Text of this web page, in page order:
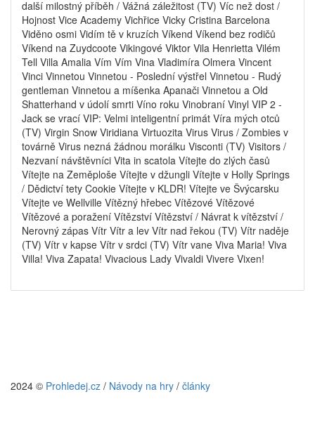
další milostný příběh / Vážná záležitost (TV) Víc než dost /
Hojnost Vice Academy Vichřice Vicky Cristina Barcelona
Viděno osmi Vidím tě v kruzích Víkend Víkend bez rodičů
Víkend na Zuydcoote Vikingové Viktor Vila Henrietta Vilém
Tell Villa Amalia Vím Vím Vina Vladimíra Olmera Vincent
Vinci Vinnetou Vinnetou - Poslední výstřel Vinnetou - Rudý
gentleman Vinnetou a míšenka Apanači Vinnetou a Old
Shatterhand v údolí smrti Víno roku Vinobraní Vinyl VIP 2 -
Jack se vrací VIP: Velmi inteligentní primát Víra mých otců
(TV) Virgin Snow Viridiana Virtuozita Virus Virus / Zombies v
továrně Virus nezná žádnou morálku Visconti (TV) Visitors /
Nezvaní návštěvníci Vita in scatola Vítejte do zlých časů
Vítejte na Zeměploše Vítejte v džungli Vítejte v Holly Springs
/ Dědictví tety Cookie Vítejte v KLDR! Vítejte ve Švýcarsku
Vítejte ve Wellville Vítězný hřebec Vítězové Vítězové
Vítězové a poražení Vítězství Vítězství / Návrat k vítězství /
Nerovný zápas Vítr Vítr a lev Vítr nad řekou (TV) Vítr naděje
(TV) Vítr v kapse Vítr v srdci (TV) Vítr vane Viva Maria! Viva
Villa! Viva Zapata! Vivacious Lady Vivaldi Vivere Vixen!
2024 © Prohledej.cz / Návody na hry / články